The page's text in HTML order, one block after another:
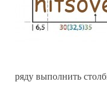
ряду выполнить